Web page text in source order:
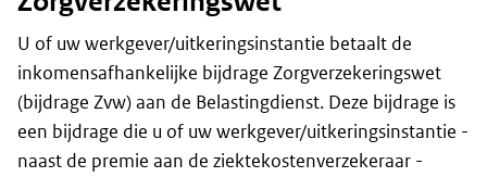
U of uw werkgever/uitkeringsinstantie betaalt de
inkomensafhankelijke bijdrage Zorgverzekeringswet
(bijdrage Zvw) aan de Belastingdienst. Deze bijdrage is
een bijdrage die u of uw werkgever/uitkeringsinstantie -
naast de premie aan de ziektekostenverzekeraar -